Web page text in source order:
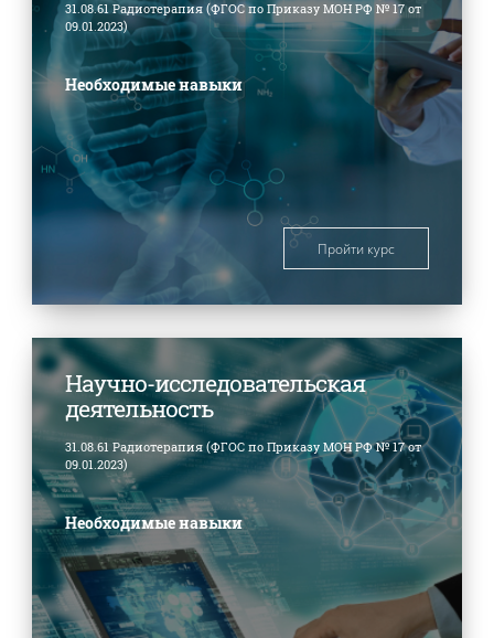
31.08.61 Радиотерапия (ФГОС по Приказу МОН РФ № 17 от
09.01.2023)
Необходимые навыки
Пройти курс
Научно-исследовательская
деятельность
31.08.61 Радиотерапия (ФГОС по Приказу МОН РФ № 17 от
09.01.2023)
Необходимые навыки